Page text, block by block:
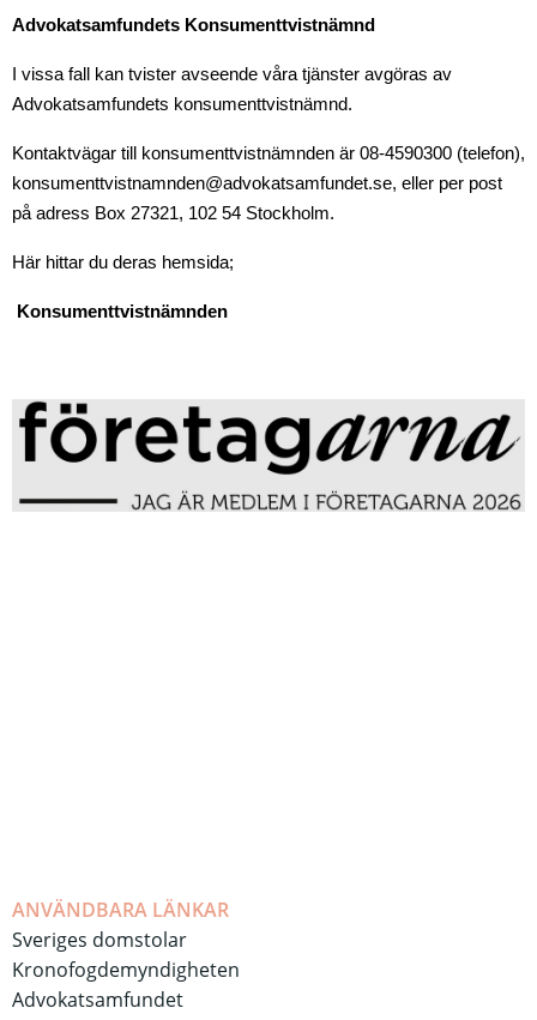
Advokatsamfundets Konsumenttvistnämnd
I vissa fall kan tvister avseende våra tjänster avgöras av
Advokatsamfundets konsumenttvistnämnd.
Kontaktvägar till konsumenttvistnämnden är 08-4590300 (telefon),
konsumenttvistnamnden@advokatsamfundet.se, eller per post
på adress Box 27321, 102 54 Stockholm.
Här hittar du deras hemsida;
Konsumenttvistnämnden
ANVÄNDBARA LÄNKAR
Sveriges domstolar
Kronofogdemyndigheten
Advokatsamfundet